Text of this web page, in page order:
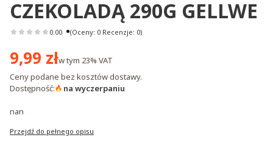
CZEKOLADĄ 290G GELLWE
0.00 (Oceny: 0 Recenzje: 0)
Cena
9,99 złw tym 23% VAT
Ceny podane bez kosztów dostawy.
Dostępność:
na wyczerpaniu
nan
Przejdź do pełnego opisu